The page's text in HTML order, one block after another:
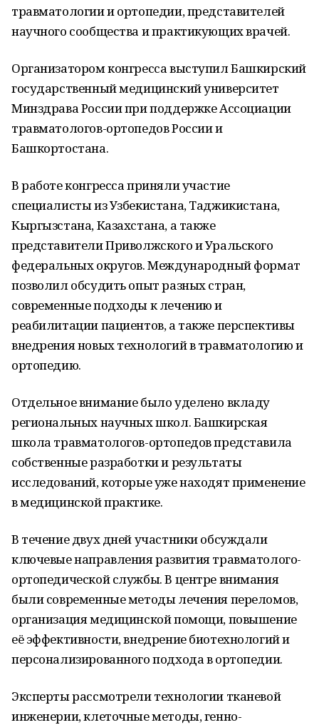
травматологии и ортопедии, представителей
научного сообщества и практикующих врачей.
Организатором конгресса выступил Башкирский
государственный медицинский университет
Минздрава России при поддержке Ассоциации
травматологов-ортопедов России и
Башкортостана.
В работе конгресса приняли участие
специалисты из Узбекистана, Таджикистана,
Кыргызстана, Казахстана, а также
представители Приволжского и Уральского
федеральных округов. Международный формат
позволил обсудить опыт разных стран,
современные подходы к лечению и
реабилитации пациентов, а также перспективы
внедрения новых технологий в травматологию и
ортопедию.
Отдельное внимание было уделено вкладу
региональных научных школ. Башкирская
школа травматологов-ортопедов представила
собственные разработки и результаты
исследований, которые уже находят применение
в медицинской практике.
В течение двух дней участники обсуждали
ключевые направления развития травматолого-
ортопедической службы. В центре внимания
были современные методы лечения переломов,
организация медицинской помощи, повышение
её эффективности, внедрение биотехнологий и
персонализированного подхода в ортопедии.
Эксперты рассмотрели технологии тканевой
инженерии, клеточные методы, генно-